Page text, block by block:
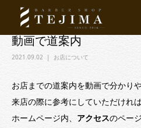
動画で道案内
2021.09.02 お店について
お店までの道案内を動画で分かり
来店の際に参考にしていただければ
ホームページ内、 アクセスのペー